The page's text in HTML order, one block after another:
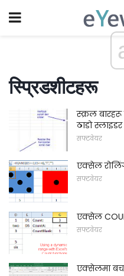
स्प्रिडशीटहरू
स्क्रल
ठाडो
सफ्टवेयर
एक्सेल
सफ्टवेयर
एक्सेल
सफ्टवेयर
एक्सेलमा